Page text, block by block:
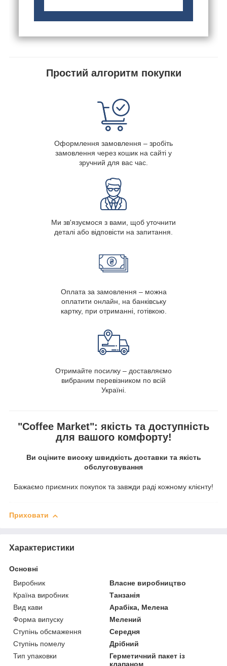
Простий алгоритм покупки
Оформлення замовлення – зробіть
замовлення через кошик на сайті у
зручний для вас час.
Ми зв'язуємося з вами, щоб уточнити
деталі або відповісти на запитання.
Оплата за замовлення – можна
оплатити онлайн, на банківську
картку, при отриманні, готівкою.
Отримайте посилку – доставляємо
вибраним перевізником по всій
Україні.
"Coffee Market": якість та доступність
для вашого комфорту!
Ви оціните високу швидкість доставки та якість
обслуговування
Бажаємо приємних покупок та завжди раді кожному клієнту!
Приховати
Характеристики
Основні
Виробник
Власне виробництво
Країна виробник
Танзанія
Вид кави
Арабіка, Мелена
Форма випуску
Мелений
Ступінь обсмаження
Середня
Ступінь помелу
Дрібний
Тип упаковки
Герметичний пакет із
клапаном